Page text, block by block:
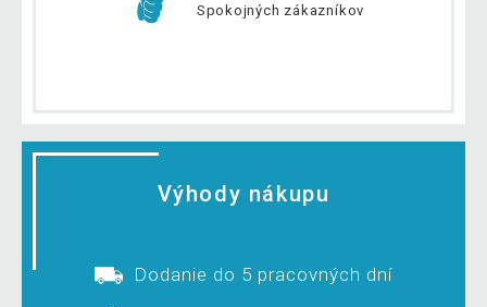
Spokojných zákazníkov
Výhody nákupu
Dodanie do 5 pracovných dní